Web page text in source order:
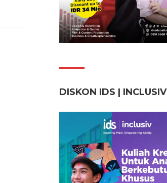
DISKON IDS | INCLUSIV